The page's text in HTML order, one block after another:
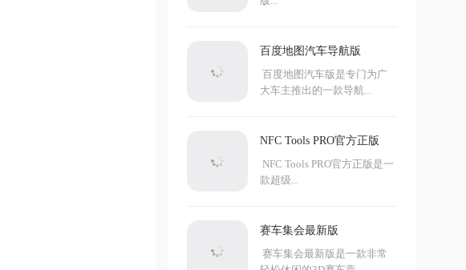
百度地图汽车导航版
百度地图汽车版是专门为广
大车主推出的一款导航...
NFC Tools PRO官方正版
NFC Tools PRO官方正版是一
款超级...
赛车集会最新版
赛车集会最新版是一款非常